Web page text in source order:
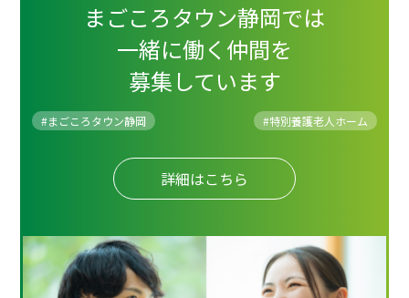
まごころタウン静岡では
一緒に働く仲間を
募集しています
#まごころタウン静岡 #特別養護老人ホーム
詳細はこちら